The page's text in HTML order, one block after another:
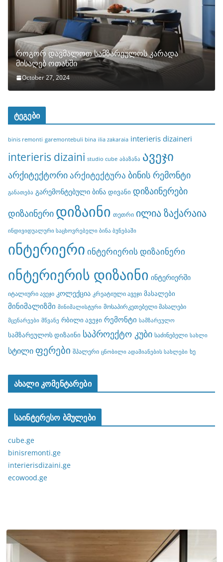
როგორ დავმალოთ სამზარეულოს კარადა
მისაღებ ოთახში
October 27, 2024
ტეგები
binis remonti garemontebuli bina ilia zakaraia interieris dizaineri
interieris dizaini studio cube აბაზანა ავეჯი
არქიტექტორიარქიტექტურა ბინის რემონტი
განათება გარემონტებული ბინა დივანი დიზაინერები
დიზაინერი დიზაინი თეთრი ილია ზაქარაია
ინდივიდუალური საცხოვრებელი ბინა ბუნებაში
ინტერიერი ინტერიერის დიზაინერი
ინტერიერის დიზაინი ინტერიერში
იტალიური ავეჯი კოლექცია კრეატიული ავეჯი მასალები
მინიმალიზმი მინიმალისტური მოსაპირკეთებელი მასალები
მცენარეები მწვანე რბილი ავეჯი რემონტი სამზარეულო
სამზარეულოს დიზაინი საპროექტო კუბი საძინებელი სახლი
სტილი ფერები შპალერი ცნობილი ადამიანების სახლები ხე
ახალი კომენტარები
საინტერესო ბმულები
cube.ge
binisremonti.ge
interierisdizaini.ge
ecowood.ge